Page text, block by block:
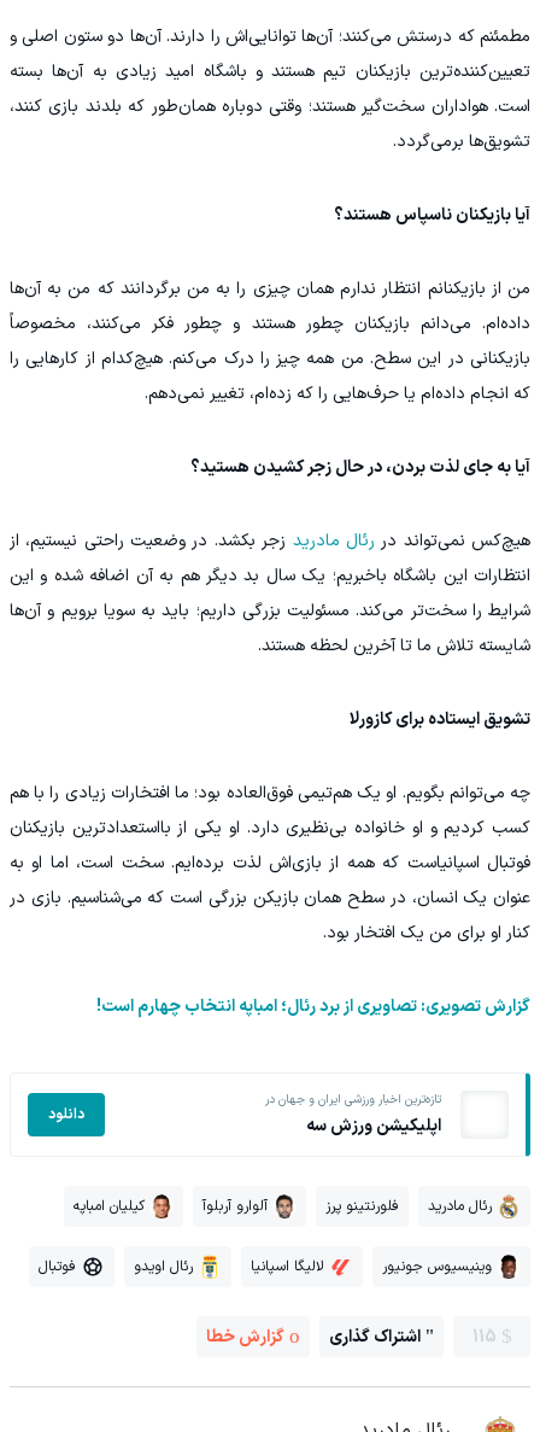
مطمئنم که درستش می‌کنند؛ آن‌ها توانایی‌اش را دارند. آن‌ها دو ستون اصلی و
تعیین‌کننده‌ترین بازیکنان تیم هستند و باشگاه امید زیادی به آن‌ها بسته
است. هواداران سخت‌گیر هستند؛ وقتی دوباره همان‌طور که بلدند بازی کنند،
تشویق‌ها برمی‌گردد.
آیا بازیکنان ناسپاس هستند؟
من از بازیکنانم انتظار ندارم همان چیزی را به من برگردانند که من به آن‌ها
داده‌ام. می‌دانم بازیکنان چطور هستند و چطور فکر می‌کنند، مخصوصاً
بازیکنانی در این سطح. من همه چیز را درک می‌کنم. هیچ‌کدام از کارهایی را
که انجام داده‌ام یا حرف‌هایی را که زده‌ام، تغییر نمی‌دهم.
آیا به جای لذت بردن، در حال زجر کشیدن هستید؟
هیچ‌کس نمی‌تواند در رئال مادرید زجر بکشد. در وضعیت راحتی نیستیم، از
انتظارات این باشگاه باخبریم؛ یک سال بد دیگر هم به آن اضافه شده و این
شرایط را سخت‌تر می‌کند. مسئولیت بزرگی داریم؛ باید به سویا برویم و آن‌ها
شایسته تلاش ما تا آخرین لحظه هستند.
تشویق ایستاده برای کازورلا
چه می‌توانم بگویم. او یک هم‌تیمی فوق‌العاده بود؛ ما افتخارات زیادی را با هم
کسب کردیم و او خانواده بی‌نظیری دارد. او یکی از بااستعدادترین بازیکنان
فوتبال اسپانیاست که همه از بازی‌اش لذت برده‌ایم. سخت است، اما او به
عنوان یک انسان، در سطح همان بازیکن بزرگی است که می‌شناسیم. بازی در
کنار او برای من یک افتخار بود.
گزارش تصویری: تصاویری از برد رئال؛ امباپه انتخاب چهارم است!
تازه‌ترین اخبار ورزشی ایران و جهان در
اپلیکیشن ورزش سه دانلود
رئال مادرید فلورنتینو پرز آلوارو آربلوآ کیلیان امباپه
وینیسیوس جونیور لالیگا اسپانیا رئال اویدو فوتبال
115 اشتراک گذاری گزارش خطا